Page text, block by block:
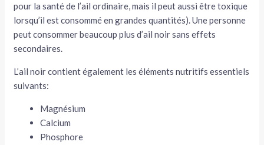
pour la santé de l’ail ordinaire, mais il peut aussi être toxique
lorsqu’il est consommé en grandes quantités). Une personne
peut consommer beaucoup plus d’ail noir sans effets
secondaires.
L’ail noir contient également les éléments nutritifs essentiels
suivants:
Magnésium
Calcium
Phosphore